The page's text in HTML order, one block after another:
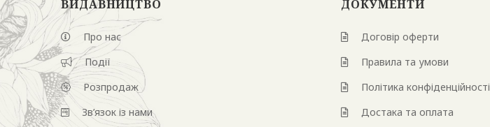
ВИДАВНИЦТВО
Про нас
Події
Розпродаж
Зв’язок із нами
ДОКУМЕНТИ
Договір оферти
Правила та умови
Політика конфіденційності
Достака та оплата